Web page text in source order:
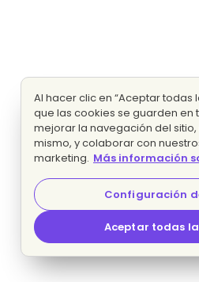
Al hacer clic en “Aceptar todas
que las cookies se guarden en
mejorar la navegación del
mismo, y colaborar con
marketing. Más información
Configuración
Aceptar todas